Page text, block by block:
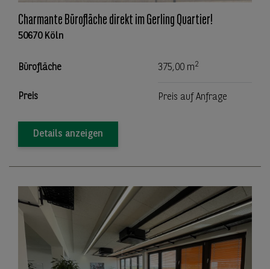
Charmante Bürofläche direkt im Gerling Quartier!
50670 Köln
Bürofläche 375,00 m2
Preis Preis auf Anfrage
Details anzeigen